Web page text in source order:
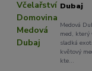
Dubaj
Medová
med, který
sladká
květový
kte...